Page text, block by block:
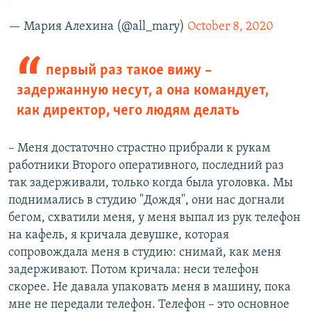
— Мария Алехина (@all_mary) October 8, 2020
первый раз такое вижу –
задержанную несут, а она командует,
как директор, чего людям делать
– Меня достаточно страстно прибрали к рукам
работники Второго оперативного, последний раз
так задерживали, только когда была уголовка. Мы
поднимались в студию "Дождя", они нас догнали
бегом, схватили меня, у меня выпал из рук телефон
на кафель, я кричала девушке, которая
сопровождала меня в студию: снимай, как меня
задерживают. Потом кричала: неси телефон
скорее. Не давала упаковать меня в машину, пока
мне не передали телефон. Телефон – это основное